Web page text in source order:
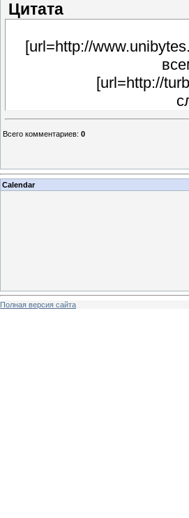
Цитата
[url=http://
[url=http://
Всего комментариев: 0
Calendar
Полная версия сайта